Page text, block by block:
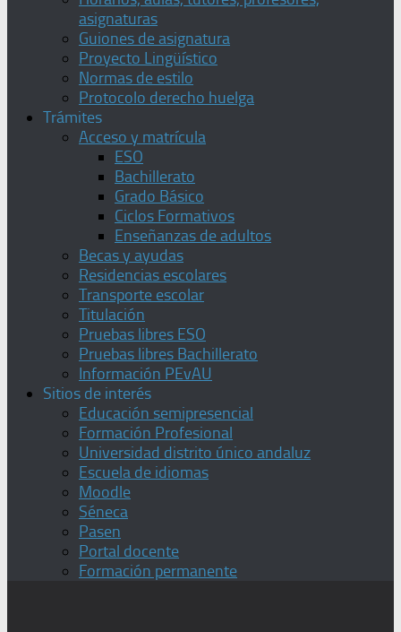
asignaturas
Guiones de asignatura
Proyecto Lingüístico
Normas de estilo
Protocolo derecho huelga
Trámites
Acceso y matrícula
ESO
Bachillerato
Grado Básico
Ciclos Formativos
Enseñanzas de adultos
Becas y ayudas
Residencias escolares
Transporte escolar
Titulación
Pruebas libres ESO
Pruebas libres Bachillerato
Información PEvAU
Sitios de interés
Educación semipresencial
Formación Profesional
Universidad distrito único andaluz
Escuela de idiomas
Moodle
Séneca
Pasen
Portal docente
Formación permanente